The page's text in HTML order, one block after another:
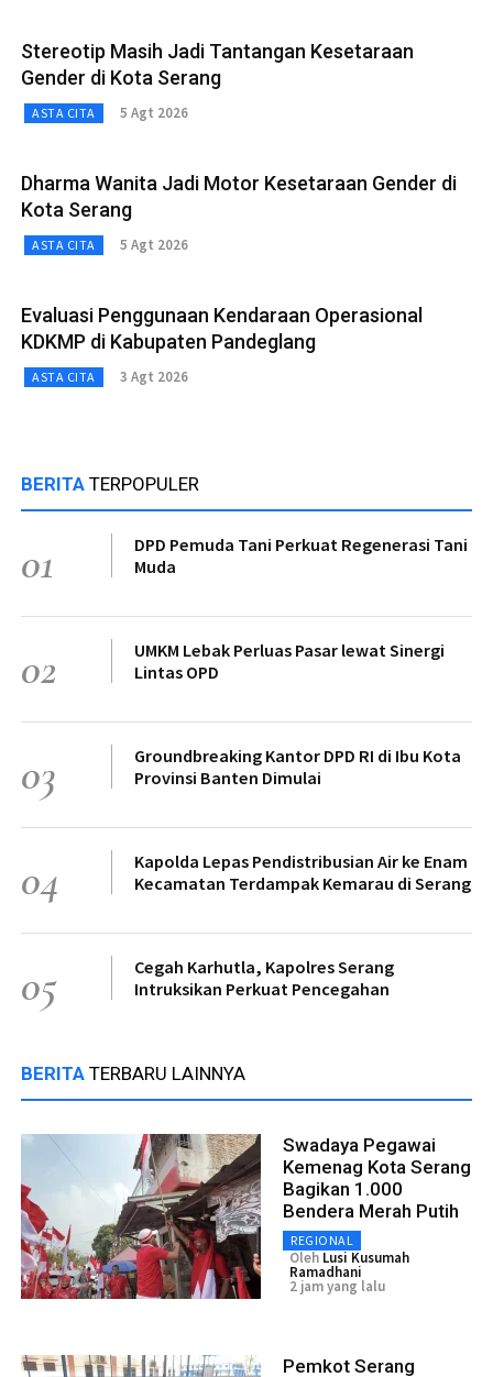
Stereotip Masih Jadi Tantangan Kesetaraan
Gender di Kota Serang
ASTA CITA 5 Agt 2026
Dharma Wanita Jadi Motor Kesetaraan Gender di
Kota Serang
ASTA CITA 5 Agt 2026
Evaluasi Penggunaan Kendaraan Operasional
KDKMP di Kabupaten Pandeglang
ASTA CITA 3 Agt 2026
BERITA TERPOPULER
01
DPD Pemuda Tani Perkuat Regenerasi Tani
Muda
02
UMKM Lebak Perluas Pasar lewat Sinergi
Lintas OPD
03
Groundbreaking Kantor DPD RI di Ibu Kota
Provinsi Banten Dimulai
04
Kapolda Lepas Pendistribusian Air ke Enam
Kecamatan Terdampak Kemarau di Serang
05
Cegah Karhutla, Kapolres Serang
Intruksikan Perkuat Pencegahan
BERITA TERBARU LAINNYA
Swadaya Pegawai
Kemenag Kota Serang
Bagikan 1.000
Bendera Merah Putih
REGIONAL
Oleh Lusi Kusumah
Ramadhani
2 jam yang lalu
Pemkot Serang